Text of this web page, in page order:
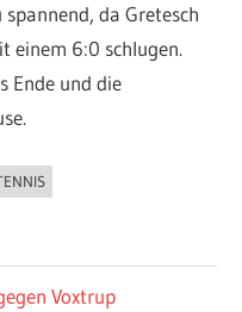
da Gretesch
einem 6:0 schlugen.
Ende und die
Voxtrup